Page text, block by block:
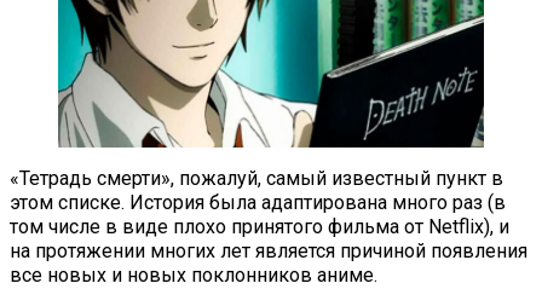
«Тетрадь смерти», пожалуй, самый известный пункт в
этом списке. История была адаптирована много раз (в
том числе в виде плохо принятого фильма от Netflix), и
на протяжении многих лет является причиной появления
все новых и новых поклонников аниме.